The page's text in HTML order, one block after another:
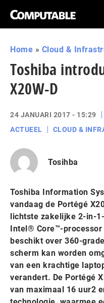
Home » Cloud &
Toshiba
X20W-D
24 JANUARI 2017 - 15:29
ACTUEEL
CLOUD &
Tosihba
Toshiba Information
vandaag de Portégé
lichtste zakelijke 2-in-
Intel® Core™-
beschikt over 360-
scherm kan worden
van een krachtige
verandert. De Portégé
van maximaal 16 uur2